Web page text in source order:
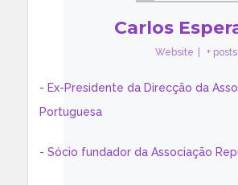
Carlos
Website + posts
- Ex-Presidente da Direcção da
Portuguesa
- Sócio fundador da Associação